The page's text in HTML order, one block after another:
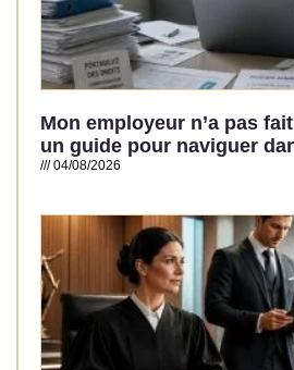
Mon employeur n’a pas
un guide pour naviguer
04/08/2026